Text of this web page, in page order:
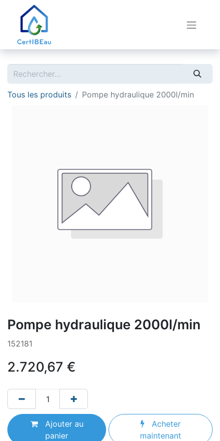
Tous les produits Pompe hydraulique 2000l/min
Pompe hydraulique 2000l/min
152181
2.720,67 €
Ajouter au
panier
Acheter
maintenant